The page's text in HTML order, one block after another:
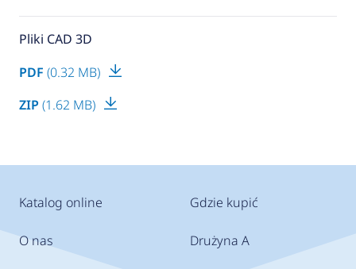
Pliki CAD 3D
PDF (0.32 MB)
ZIP (1.62 MB)
Katalog online
O nas
Gdzie kupić
Drużyna A